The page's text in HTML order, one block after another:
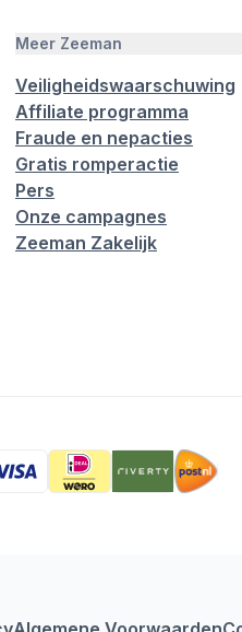
Meer Zeeman
Veiligheidswaarschuwing
Affiliate programma
Fraude en nepacties
Gratis romperactie
Pers
Onze campagnes
Zeeman Zakelijk